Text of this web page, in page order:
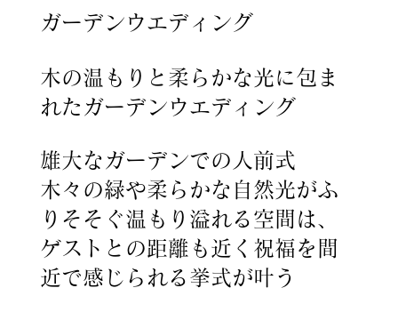
ガーデンウエディング
木の温もりと柔らかな光に包ま
れたガーデンウエディング
雄大なガーデンでの人前式
木々の緑や柔らかな自然光がふ
りそそぐ温もり溢れる空間は、
ゲストとの距離も近く祝福を間
近で感じられる挙式が叶う